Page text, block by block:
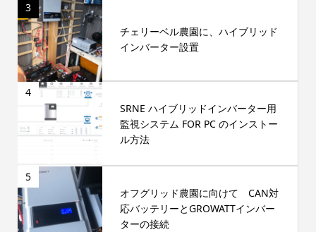
3
チェリーベル農園に、ハイブリッド
インバーター設置
4
SRNE ハイブリッドインバーター用
監視システム FOR PC のインストー
ル方法
5
オフグリッド農園に向けて CAN対
応バッテリーとGROWATTインバー
ターの接続